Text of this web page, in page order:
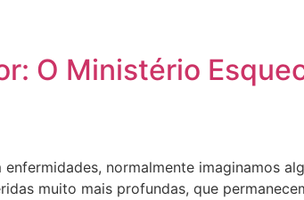
O Ministério
enfermidades, normalmente imaginamos
muito mais profundas, que